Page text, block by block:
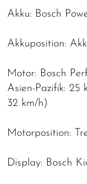
Akku: Bosch
Akkuposition:
Motor: Bosch
Asien-Pazifik: 25
32 km/h)
Motorposition:
Display: Bosch